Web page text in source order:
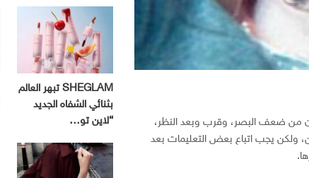
من ضعف البصر، وقرب وبعد النظر،
ولكن يجب اتباع بعض التعليمات بعد
SHEGLAM تبهر العالم
بثنائي الشفاه الجديد
“لاين تو…